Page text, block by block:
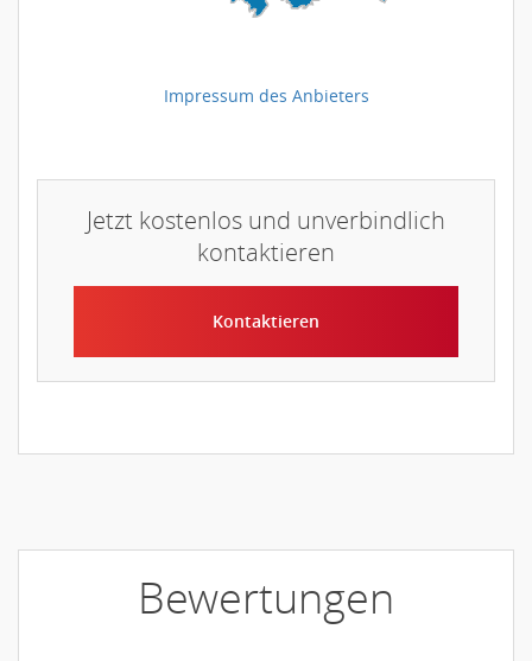
Impressum des Anbieters
Jetzt kostenlos und unverbindlich
kontaktieren
Kontaktieren
Bewertungen